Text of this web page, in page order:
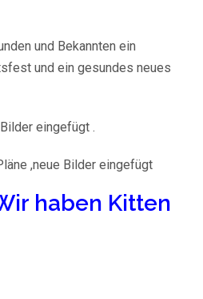
und Bekannten ein
und ein gesundes neues
eingefügt .
,neue Bilder eingefügt
haben Kitten